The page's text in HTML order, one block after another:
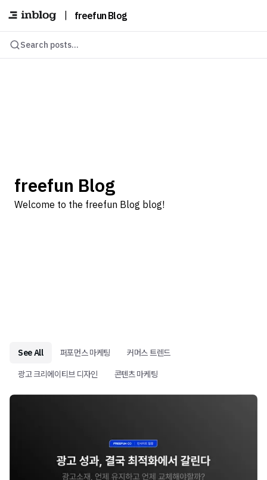
freefun Blog
Search posts...
freefun Blog
Welcome to the freefun Blog blog!
See All 퍼포먼스 마케팅
커머스 트렌드
광고 크리에이티브 디자인
콘텐츠 마케팅